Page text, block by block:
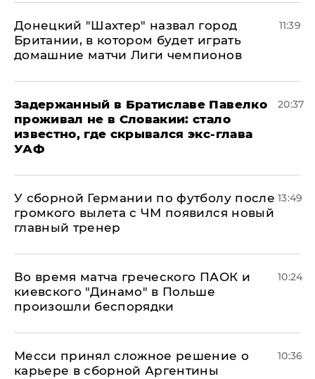
Донецкий "Шахтер" назвал город
Британии, в котором будет играть
домашние матчи Лиги чемпионов
11:39
Задержанный в Братиславе Павелко
проживал не в Словакии: стало
известно, где скрывался экс-глава
УАФ
20:37
У сборной Германии по футболу после
громкого вылета с ЧМ появился новый
главный тренер
13:49
Во время матча греческого ПАОК и
киевского "Динамо" в Польше
произошли беспорядки
10:24
Месси принял сложное решение о
карьере в сборной Аргентины
10:36